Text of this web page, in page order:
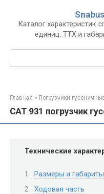
контентуКаталог характеристик
единиц: ТТХ и
Главная » Погрузчики
CAT 931 погрузчик
Технические
Размеры и габариты
Ходовая часть